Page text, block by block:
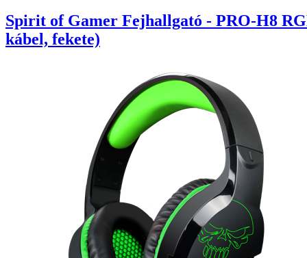
Spirit of Gamer Fejhallgató - PRO-H8
kábel, fekete)